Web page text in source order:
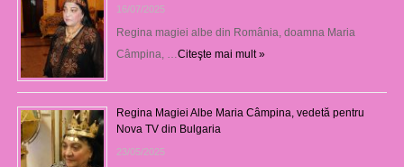
16/07/2025
Regina magiei albe din România, doamna Maria
Câmpina, … Citeşte mai mult »
Regina Magiei Albe Maria Câmpina, vedetă pentru
Nova TV din Bulgaria
23/05/2025